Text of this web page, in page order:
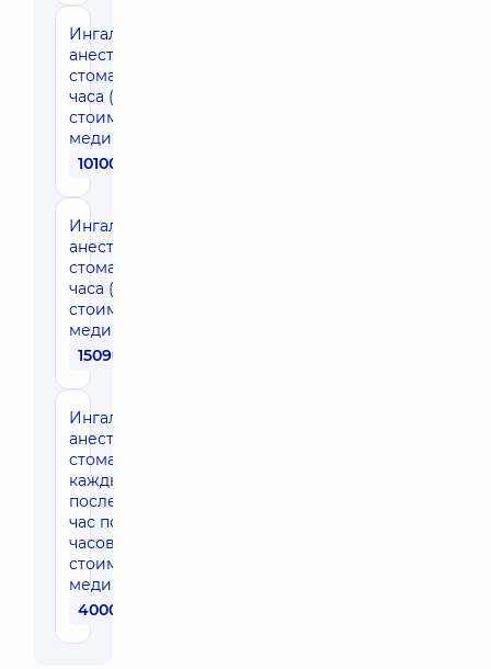
Ингаляционная
анестезия в
стоматологии 2
часа (без
стоимости
медикаментов)
10100 грн
Ингаляционная
анестезия в
стоматологии 3
часа (без
стоимости
медикаментов)
15090 грн
Ингаляционная
анестезия в
стоматологии
каждый
последующий
час после 3-х
часов (без
стоимости
медикаментов)
4000 грн